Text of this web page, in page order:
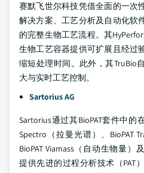
赛默飞世尔科技凭借全面的一次
解决方案、工艺分析及自动化软
的完整生物工艺流程。其
生物工艺容器提供可扩展且经过
缩短处理时间。此外，其TruBio
大与实时工艺控制。
Sartorius AG
Sartorius通过其BioPAT套件中的
Spectro（拉曼光谱）、BioPAT
BioPAT Viamass（自动生物量）
提供先进的过程分析技术（PAT